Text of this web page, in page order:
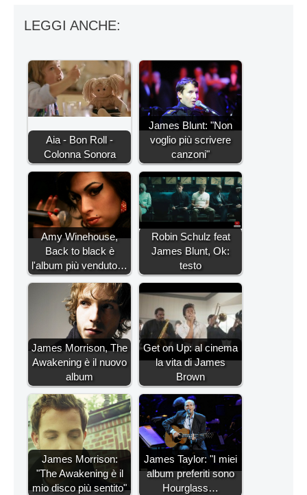
LEGGI ANCHE:
Aia - Bon Roll -
Colonna Sonora
James Blunt: "Non
voglio più scrivere
canzoni"
Amy Winehouse,
Back to black è
l'album più venduto…
Robin Schulz feat
James Blunt, Ok:
testo
James Morrison, The
Awakening è il nuovo
album
Get on Up: al cinema
la vita di James
Brown
James Morrison:
"The Awakening è il
mio disco più sentito"
James Taylor: "I miei
album preferiti sono
Hourglass…